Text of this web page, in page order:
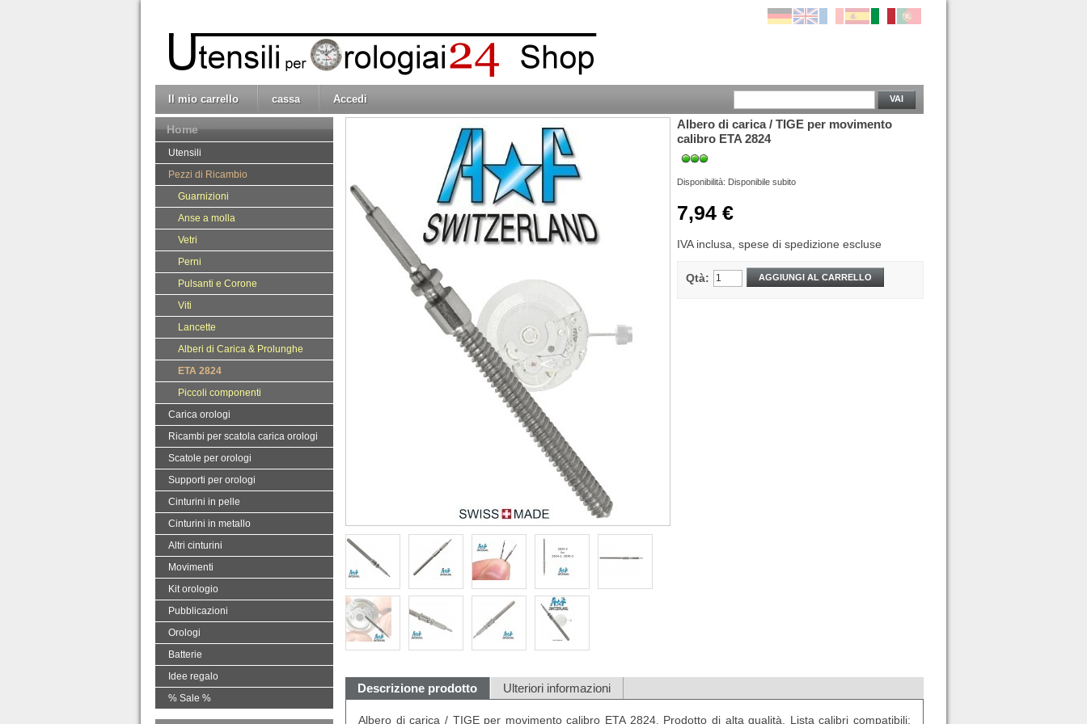
Il mio carrello cassa Accedi VAI
Albero di carica / TIGE per movimento
calibro ETA 2824
Disponibilità: Disponibile subito
7,94 €
IVA inclusa, spese di spedizione escluse
Qtà: AGGIUNGI AL CARRELLO
Descrizione prodotto Ulteriori informazioni
Albero di carica / TIGE per movimento calibro ETA 2824. Prodotto di alta qualità. Lista calibri compatibili:
Home
Utensili
Pezzi di Ricambio
Guarnizioni
Anse a molla
Vetri
Perni
Pulsanti e Corone
Viti
Lancette
Alberi di Carica & Prolunghe
ETA 2824
Piccoli componenti
Carica orologi
Ricambi per scatola carica orologi
Scatole per orologi
Supporti per orologi
Cinturini in pelle
Cinturini in metallo
Altri cinturini
Movimenti
Kit orologio
Pubblicazioni
Orologi
Batterie
Idee regalo
% Sale %